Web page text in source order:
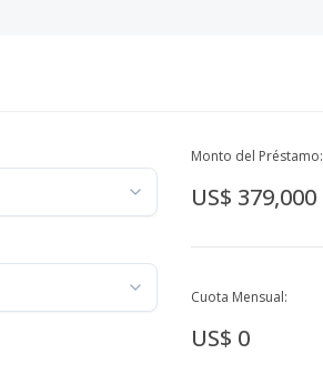
Monto del Préstamo:
US$ 379,000
Cuota Mensual:
US$ 0